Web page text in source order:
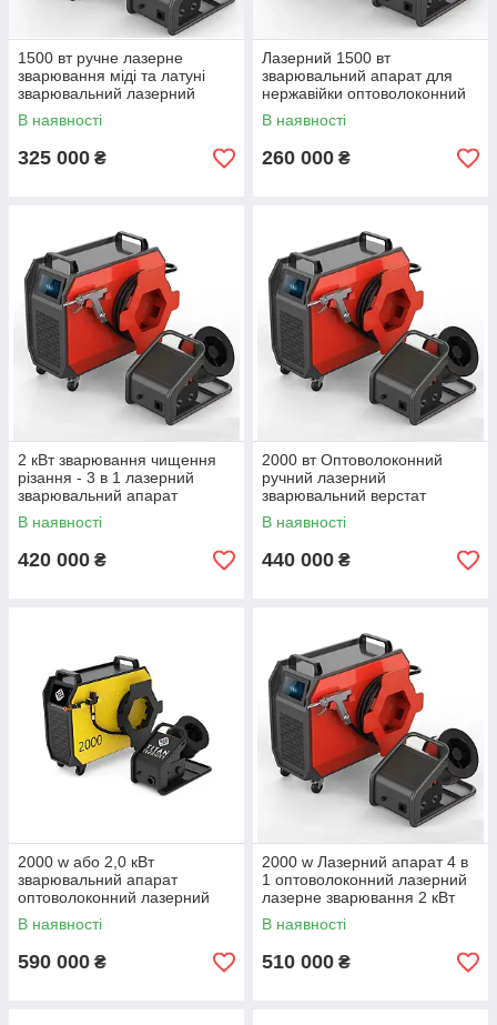
1500 вт ручне лазерне
зварювання міді та латуні
зварювальний лазерний
апарат
В наявності
325 000 ₴
Лазерний 1500 вт
зварювальний апарат для
нержавійки оптоволоконний
лазерний зварювання
В наявності
260 000 ₴
2 кВт зварювання чищення
різання - 3 в 1 лазерний
зварювальний апарат
оптоволоконний лазерний
2000 вт
В наявності
420 000 ₴
2000 вт Оптоволоконний
ручний лазерний
зварювальний верстат
апарат 2,0 квт
В наявності
440 000 ₴
2000 w або 2,0 кВт
зварювальний апарат
оптоволоконний лазерний
лазерне зварювання 5в1
В наявності
590 000 ₴
2000 w Лазерний апарат 4 в
1 оптоволоконний лазерний
лазерне зварювання 2 кВт
В наявності
510 000 ₴